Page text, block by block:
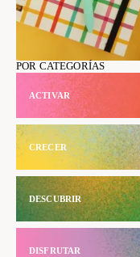
POR CATEGORÍAS
ACTIVAR
CRECER
DESCUBRIR
DISFRUTAR